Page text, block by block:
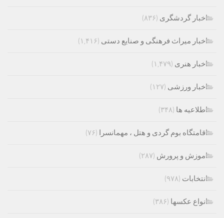
اخبار گردشگری (۸۳۶)
اخبار میراث فرهنگی و صنایع دستی (۱,۴۱۶)
اخبار هنری (۱,۴۷۹)
اخبار ورزشی (۱۲۷)
اطلاعیه ها (۳۴۸)
اقامتگاه بوم گردی و هتل ، مهمانسرا (۷۶)
اموزش و پرورش (۲۸۷)
انتخابات (۹۷۸)
انواع عکسها (۳۸۶)